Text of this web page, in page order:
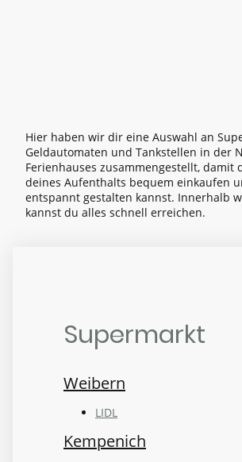
Hier haben wir dir eine Auswahl an
Geldautomaten und Tankstellen in der
Ferienhauses zusammengestellt, damit
deines Aufenthalts bequem einkaufen
entspannt gestalten kannst. Innerhalb
kannst du alles schnell erreichen.
Supermarkt
Weibern
LIDL
Kempenich